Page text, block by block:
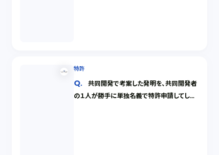
特許
共同開発で考案した発明を、共同開発者
の１人が勝手に単独名義で特許申請してしま